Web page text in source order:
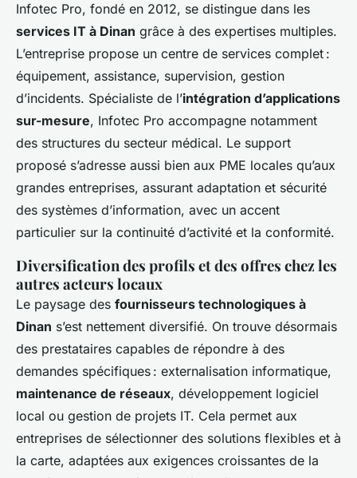
Infotec Pro, fondé en 2012, se distingue dans les
services IT à Dinan grâce à des expertises multiples.
L’entreprise propose un centre de services complet :
équipement, assistance, supervision, gestion
d’incidents. Spécialiste de l’intégration d’applications
sur-mesure, Infotec Pro accompagne notamment
des structures du secteur médical. Le support
proposé s’adresse aussi bien aux PME locales qu’aux
grandes entreprises, assurant adaptation et sécurité
des systèmes d’information, avec un accent
particulier sur la continuité d’activité et la conformité.
Diversification des profils et des offres chez les
autres acteurs locaux
Le paysage des fournisseurs technologiques à
Dinan s’est nettement diversifié. On trouve désormais
des prestataires capables de répondre à des
demandes spécifiques : externalisation informatique,
maintenance de réseaux, développement logiciel
local ou gestion de projets IT. Cela permet aux
entreprises de sélectionner des solutions flexibles et à
la carte, adaptées aux exigences croissantes de la